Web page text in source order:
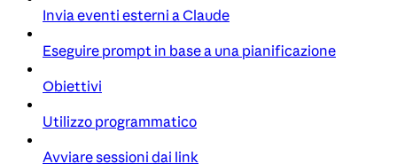
Invia eventi esterni a Claude
Eseguire prompt in base a una pianificazione
Obiettivi
Utilizzo programmatico
Avviare sessioni dai link